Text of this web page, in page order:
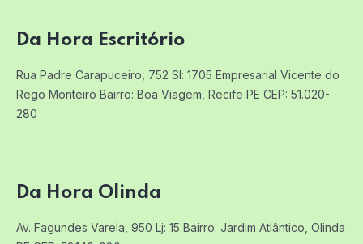
Da Hora Escritório
Rua Padre Carapuceiro, 752 Sl: 1705 Empresarial Vicente do
Rego Monteiro Bairro: Boa Viagem, Recife PE CEP: 51.020-
280
Da Hora Olinda
Av. Fagundes Varela, 950 Lj: 15 Bairro: Jardim Atlântico, Olinda